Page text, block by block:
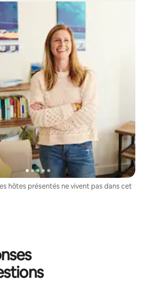
hôtes présentés ne vivent pas dans cet